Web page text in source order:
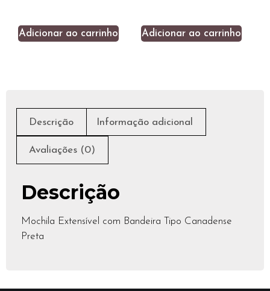
Adicionar ao carrinho Adicionar ao carrinho
Descrição Informação adicional
Avaliações (0)
Descrição
Mochila Extensível com Bandeira Tipo Canadense
Preta